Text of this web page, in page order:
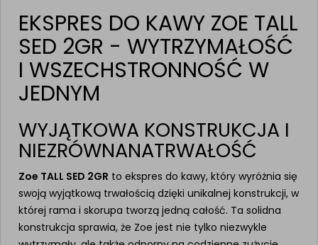
EKSPRES DO KAWY ZOE TALL
SED 2GR - WYTRZYMAŁOŚĆ
I WSZECHSTRONNOŚĆ W
JEDNYM
WYJĄTKOWA KONSTRUKCJA I
NIEZRÓWNANATRWAŁOŚĆ
Zoe TALL SED 2GR to ekspres do kawy, który wyróżnia się
swoją wyjątkową trwałością dzięki unikalnej konstrukcji, w
której rama i skorupa tworzą jedną całość. Ta solidna
konstrukcja sprawia, że Zoe jest nie tylko niezwykle